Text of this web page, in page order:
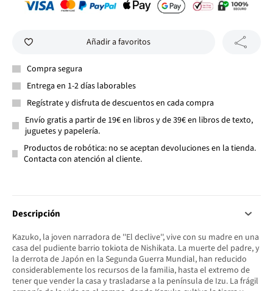
Añadir a favoritos
Compra segura
Entrega en 1-2 días laborables
Regístrate y disfruta de descuentos en cada compra
Envío gratis a partir de 19€ en libros y de 39€ en libros de texto,
juguetes y papelería.
Productos de robótica: no se aceptan devoluciones en la tienda.
Contacta con atención al cliente.
Descripción
Kazuko, la joven narradora de ''El declive'', vive con su madre en una
casa del pudiente barrio tokiota de Nishikata. La muerte del padre, y
la derrota de Japón en la Segunda Guerra Mundial, han reducido
considerablemente los recursos de la familia, hasta el extremo de
tener que vender la casa y trasladarse a la península de Izu. La frágil